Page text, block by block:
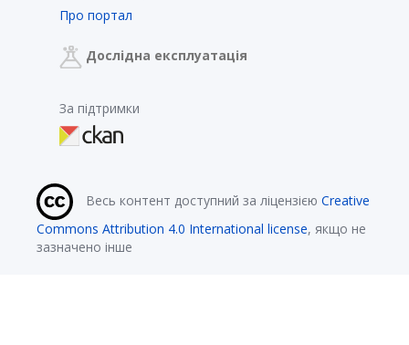
Про портал
Дослідна експлуатація
За підтримки
Весь контент доступний за ліцензією Creative
Commons Attribution 4.0 International license, якщо не
зазначено інше